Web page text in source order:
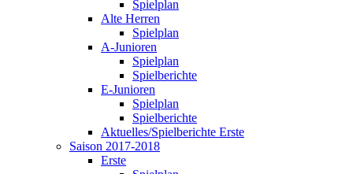
Spielplan
Alte Herren
Spielplan
A-Junioren
Spielplan
Spielberichte
E-Junioren
Spielplan
Spielberichte
Aktuelles/Spielberichte Erste
Saison 2017-2018
Erste